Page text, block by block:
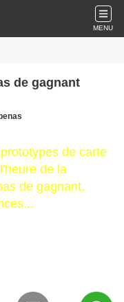
MENU
de gagnant
de carte
de la
de gagnant.